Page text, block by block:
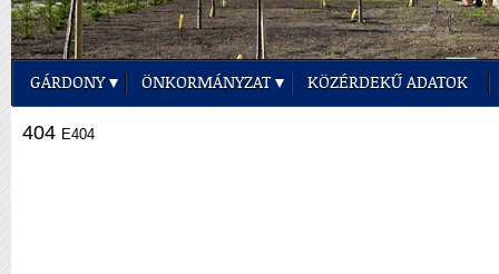
GÁRDONY ÖNKORMÁNYZAT KÖZÉRDEKŰ ADATOK
404 E404